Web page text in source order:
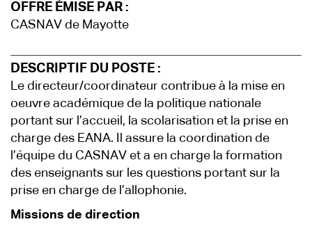
OFFRE ÉMISE PAR :
CASNAV de Mayotte
DESCRIPTIF DU POSTE :
Le directeur/coordinateur contribue à la mise en
oeuvre académique de la politique nationale
portant sur l’accueil, la scolarisation et la prise en
charge des EANA. Il assure la coordination de
l’équipe du CASNAV et a en charge la formation
des enseignants sur les questions portant sur la
prise en charge de l’allophonie.
Missions de direction